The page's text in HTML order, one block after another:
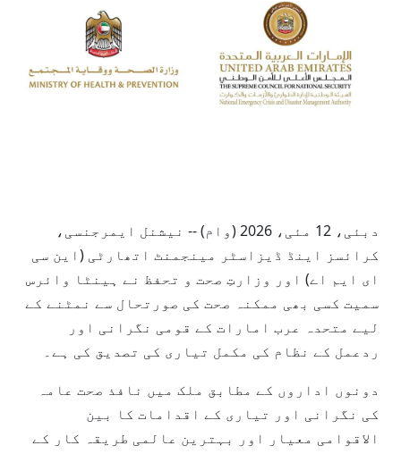
دبئی، 12 مئی، 2026 (وام) -- نیشنل ایمرجنسی،
کرائسز اینڈ ڈیزاسٹر مینجمنٹ اتھارٹی (این سی
ای ایم اے) اور وزارتِ صحت و تحفظ نے ہینٹا وائرس
سمیت کسی بھی ممکنہ صحت کی صورتحال سے نمٹنے کے
لیے متحدہ عرب امارات کے قومی نگرانی اور
ردعمل کے نظام کی مکمل تیاری کی تصدیق کی ہے۔
دونوں اداروں کے مطابق ملک میں نافذ صحت عامہ
کی نگرانی اور تیاری کے اقدامات کا بین
الاقوامی معیار اور بہترین عالمی طریقہ کار کے